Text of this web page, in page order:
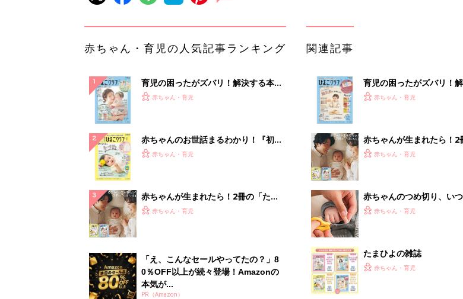
赤ちゃん・育児の人気記事ランキング
育児の困ったがズバリ！解決する本
『ひよこクラブ 夏号』 4カ月～2才
赤ちゃん・育児
赤ちゃんのお世話まるわかり！『初め
てのひよこクラブ 夏号』〈巻頭大特
赤ちゃん・育児
赤ちゃんが生まれたら！2冊の「たま
ひよ」
赤ちゃん・育児
「え、こんなセールやってたの？」8
0％OFF以上が続々登場！Amazonの
本気が...
PR（Amazon）
関連記事
育児の困ったがズバリ！
『ひよこクラブ 秋号』 4
赤ちゃん・育児
赤ちゃんが生まれたら！2
ひよ」
赤ちゃん・育児
赤ちゃんのつめ切り、い
切る？コツ＆やりがちNG2
赤ちゃん・育児
たまひよの雑誌
赤ちゃん・育児